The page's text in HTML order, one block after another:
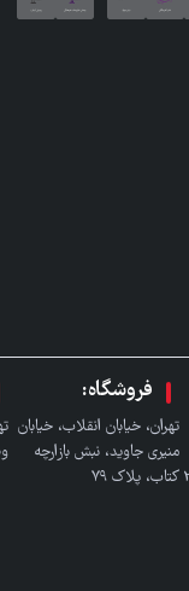
فروشگاه:
تهران، خیابان انقلاب، خیابان
منیری جاوید، نبش بازارچه
کتاب، پلاک ٧٩